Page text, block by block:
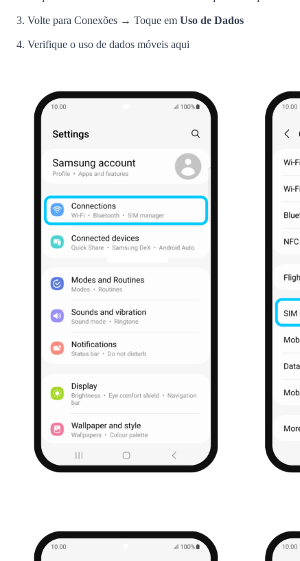
Volte para Conexões → Toque em Uso de Dados
Verifique o uso de dados móveis aqui